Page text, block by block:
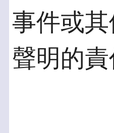
事件或
聲明的責